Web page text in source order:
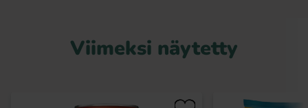
Viimeksi näytetty